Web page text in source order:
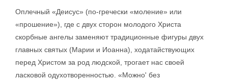
Оплечный «Деисус» (по-гречески «моление» или
«прошение»), где с двух сторон молодого Христа
скорбные ангелы заменяют традиционные фигуры двух
главных святых (Марии и Иоанна), ходатайствующих
перед Христом за род людской, трогает нас своей
ласковой одухотворенностью. «Можно' без